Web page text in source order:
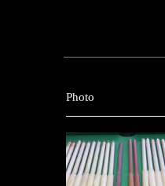
Photo